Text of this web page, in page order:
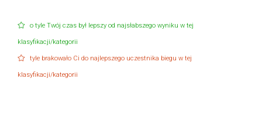
o tyle Twój czas był lepszy od najsłabszego wyniku w tej
klasyfikacji/kategorii
tyle brakowało Ci do najlepszego uczestnika biegu w tej
klasyfikacji/kategorii